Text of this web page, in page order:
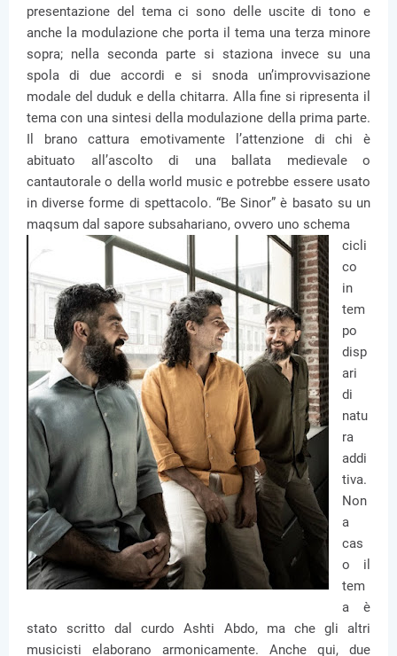
presentazione del tema ci sono delle uscite di tono e
anche la modulazione che porta il tema una terza minore
sopra; nella seconda parte si staziona invece su una
spola di due accordi e si snoda un’improvvisazione
modale del duduk e della chitarra. Alla fine si ripresenta il
tema con una sintesi della modulazione della prima parte.
Il brano cattura emotivamente l’attenzione di chi è
abituato all’ascolto di una ballata medievale o
cantautorale o della world music e potrebbe essere usato
in diverse forme di spettacolo. “Be Sinor” è basato su un
maqsum dal sapore subsahariano, ovvero uno schema
cicli
co
in
tem
po
disp
ari
di
natu
ra
addi
tiva.
Non
a
cas
o il
tem
a è
stato scritto dal curdo Ashti Abdo, ma che gli altri
musicisti elaborano armonicamente. Anche qui, due